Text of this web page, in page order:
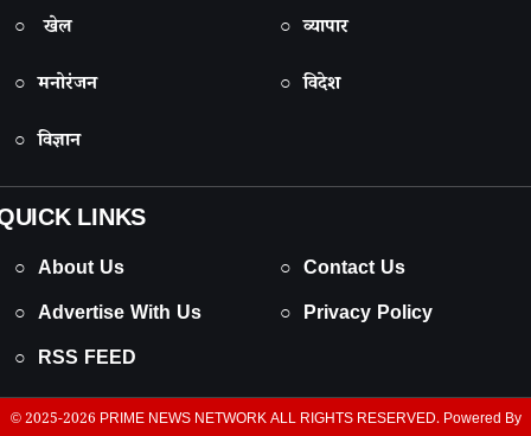
○ खेल
○ व्यापार
○ मनोरंजन
○ विदेश
○ विज्ञान
LINKS
○ About Us
○ Contact Us
○ Advertise With Us
○ Privacy Policy
○ RSS FEED
© 2025-2026 PRIME NEWS NETWORKALL RIGHTS RESERVED. Powered By